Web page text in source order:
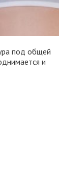
под общей
и